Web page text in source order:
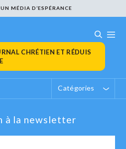
UN MÉDIA D’ESPÉRANCE
CHRÉTIEN ET RÉDUIS
Catégories
à la newsletter